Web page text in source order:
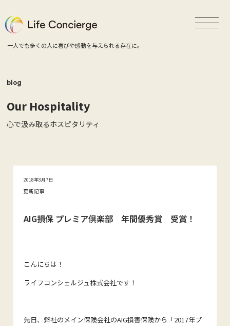
一人でも多くの人に喜びや感動を与えられる存在に。
blog
Our Hospitality
心で汲み取るホスピタリティ
2018年3月7日
更新記事
AIG損保 プレミア倶楽部 年間優秀賞 受賞！
こんにちは！
ライフコンシェルジュ株式会社です！
先日、弊社のメイン保険会社のAIG損害保険から「2017年プ